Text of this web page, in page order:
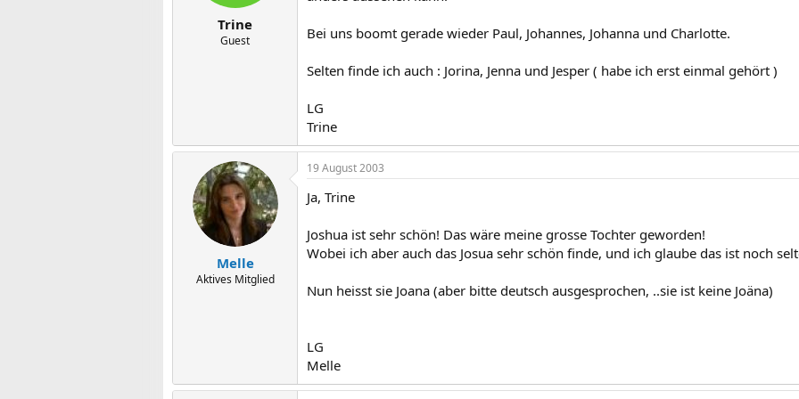
Trine
Guest Bei uns boomt gerade wieder Paul, Johannes, Johanna und Charlotte.
Selten finde ich auch : Jorina, Jenna und Jesper ( habe ich erst einmal gehört )
LG
Trine
Melle
Aktives Mitglied
19 August 2003
Ja, Trine
Joshua ist sehr schön! Das wäre meine grosse Tochter geworden!
Wobei ich aber auch das Josua sehr schön finde, und ich glaube das ist noch
Nun heisst sie Joana (aber bitte deutsch ausgesprochen, ..sie ist keine Joäna)
LG
Melle